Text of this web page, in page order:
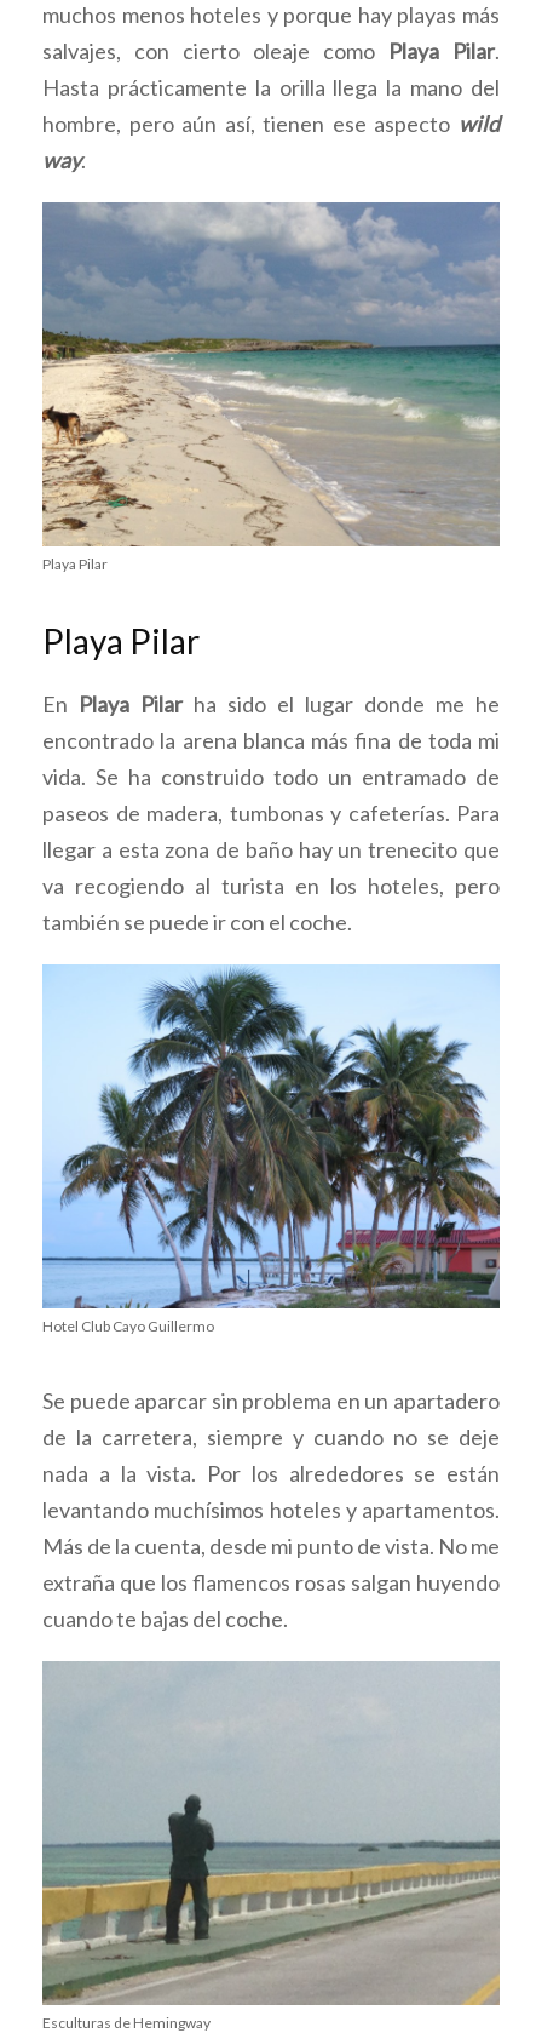
muchos menos hoteles y porque hay playas más
salvajes, con cierto oleaje como Playa Pilar.
Hasta prácticamente la orilla llega la mano del
hombre, pero aún así, tienen ese aspecto wild
way.
Playa Pilar
Playa Pilar
En Playa Pilarha sido el lugar donde me he
encontrado la arena blanca más fina de toda mi
vida. Se ha construido todo un entramado de
paseos de madera, tumbonas y cafeterías. Para
llegar a esta zona de baño hay un trenecito que
va recogiendo al turista en los hoteles, pero
también se puede ir con el coche.
Hotel Club Cayo Guillermo
Se puede aparcar sin problema en un apartadero
de la carretera, siempre y cuando no se deje
nada a la vista. Por los alrededores se están
levantando muchísimos hoteles y apartamentos.
Más de la cuenta, desde mi punto de vista. No me
extraña que los flamencos rosas salgan huyendo
cuando te bajas del coche.
Esculturas de Hemingway